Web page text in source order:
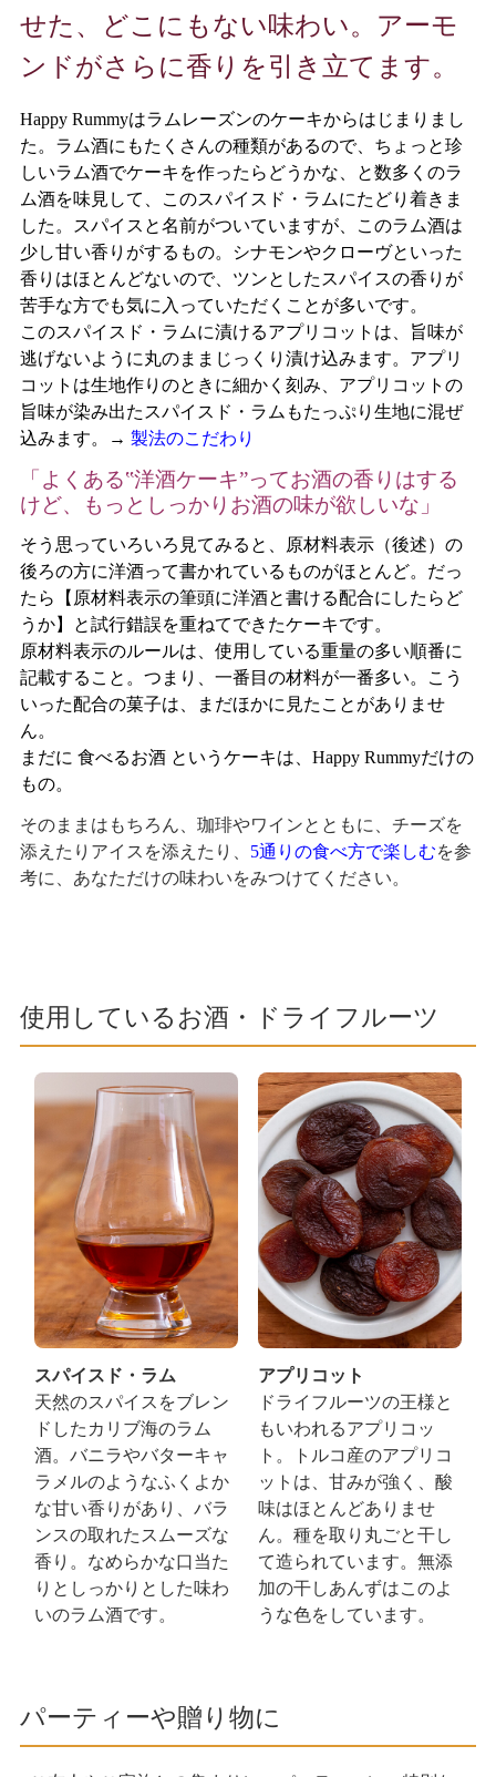
せた、どこにもない味わい。アーモ
ンドがさらに香りを引き立てます。
Happy Rummyはラムレーズンのケーキからはじまりまし
た。ラム酒にもたくさんの種類があるので、ちょっと珍
しいラム酒でケーキを作ったらどうかな、と数多くのラ
ム酒を味見して、このスパイスド・ラムにたどり着きま
した。スパイスと名前がついていますが、このラム酒は
少し甘い香りがするもの。シナモンやクローヴといった
香りはほとんどないので、ツンとしたスパイスの香りが
苦手な方でも気に入っていただくことが多いです。
このスパイスド・ラムに漬けるアプリコットは、旨味が
逃げないように丸のままじっくり漬け込みます。アプリ
コットは生地作りのときに細かく刻み、アプリコットの
旨味が染み出たスパイスド・ラムもたっぷり生地に混ぜ
込みます。→ 製法のこだわり
「よくある‟洋酒ケーキ”ってお酒の香りはする
けど、もっとしっかりお酒の味が欲しいな」
そう思っていろいろ見てみると、原材料表示（後述）の
後ろの方に洋酒って書かれているものがほとんど。だっ
たら【原材料表示の筆頭に洋酒と書ける配合にしたらど
うか】と試行錯誤を重ねてできたケーキです。
原材料表示のルールは、使用している重量の多い順番に
記載すること。つまり、一番目の材料が一番多い。こう
いった配合の菓子は、まだほかに見たことがありませ
ん。
まだに 食べるお酒というケーキは、Happy Rummyだけの
もの。
そのままはもちろん、珈琲やワインとともに、チーズを
添えたりアイスを添えたり、 5通りの食べ方で楽しむを参
考に、あなただけの味わいをみつけてください。
使用しているお酒・ドライフルーツ
スパイスド・ラム
天然のスパイスをブレン
ドしたカリブ海のラム
酒。バニラやバターキャ
ラメルのようなふくよか
な甘い香りがあり、バラ
ンスの取れたスムーズな
香り。なめらかな口当た
りとしっかりとした味わ
いのラム酒です。
アプリコット
ドライフルーツの王様と
もいわれるアプリコッ
ト。トルコ産のアプリコ
ットは、甘みが強く、酸
味はほとんどありませ
ん。種を取り丸ごと干し
て造られています。無添
加の干しあんずはこのよ
うな色をしています。
パーティーや贈り物に